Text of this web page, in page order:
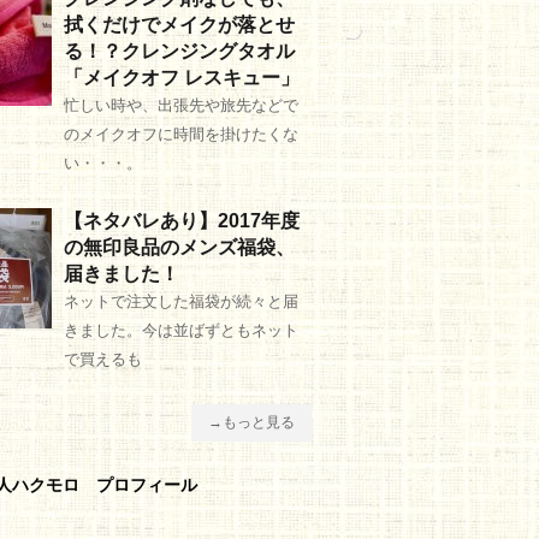
拭くだけでメイクが落とせ
る！？クレンジングタオル
「メイクオフ レスキュー」
忙しい時や、出張先や旅先などで
のメイクオフに時間を掛けたくな
い・・・。
【ネタバレあり】2017年度
の無印良品のメンズ福袋、
届きました！
ネットで注文した福袋が続々と届
きました。今は並ばずともネット
で買えるも
→もっと見る
ハクモロ プロフィール